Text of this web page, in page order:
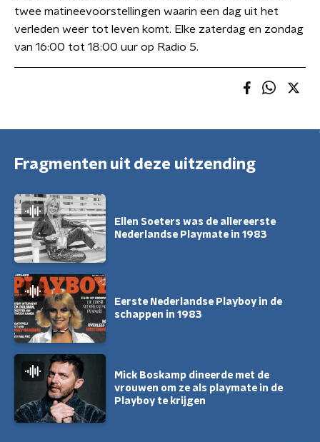
twee matineevoorstellingen waarin een dag uit het
verleden weer tot leven komt. Elke zaterdag en zondag
van 16:00 tot 18:00 uur op Radio 5.
Fragmenten uit deze uitzending
Ellen Soeters was de allereerste
Nederlandse Playmate in 1983
Eerste Nederlandse Playboy in de
schappen in 1983
Mick Boskamp dineerde met de
vrouwen om ze als playmate in de
Playboy te krijgen